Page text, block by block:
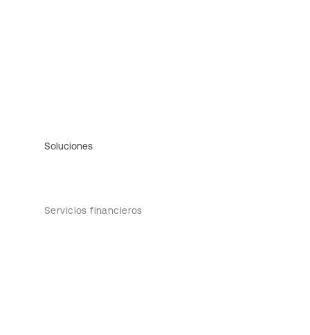
Soluciones
Servicios financieros